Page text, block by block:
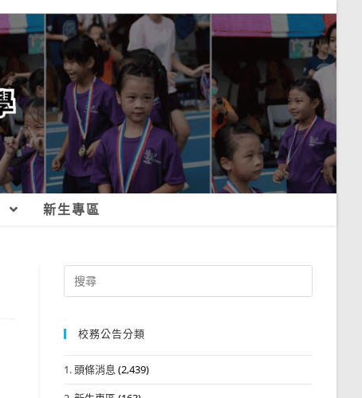
新生專區
Search
for:
校務公告分類
1. 頭條消息 (2,439)